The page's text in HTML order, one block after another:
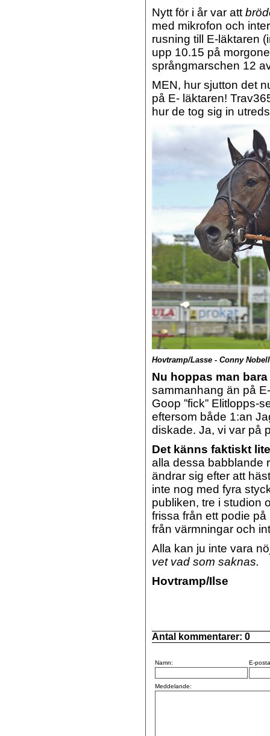
Nytt för i år var att
med mikrofon och
rusning till E-läktaren
upp 10.15 på
språngmarschen 12
MEN, hur sjutton det
på E- läktaren!
hur de tog sig in
Hovtramp/Lasse - Conny Nobell
Nu hoppas man bara
sammanhang än på
Goop ”fick” Elitlopps-
eftersom både 1:an
diskade. Ja, vi var på
Det känns faktiskt
alla dessa babblande
ändrar sig efter att
inte nog med fyra
publiken, tre i studion
frissa från ett podie
från värmningar och
Alla kan ju inte vara
vet vad som saknas.
Hovtramp/Ilse
Antal kommentarer: 0
Namn: E-
Meddelande: